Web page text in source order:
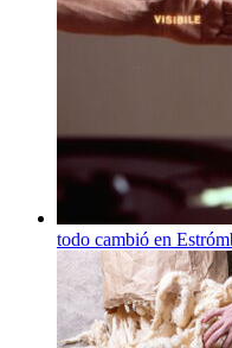
todo cambió en